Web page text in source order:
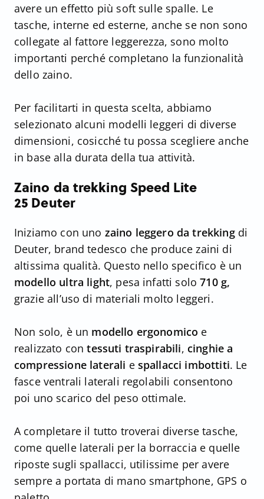
avere un effetto più soft sulle spalle. Le
tasche, interne ed esterne, anche se non sono
collegate al fattore leggerezza, sono molto
importanti perché completano la funzionalità
dello zaino.
Per facilitarti in questa scelta, abbiamo
selezionato alcuni modelli leggeri di diverse
dimensioni, cosicché tu possa scegliere anche
in base alla durata della tua attività.
Zaino da trekking Speed Lite
25 Deuter
Iniziamo con uno zaino leggero da trekkingdi
Deuter, brand tedesco che produce zaini di
altissima qualità. Questo nello specifico è un
modello ultra light, pesa infatti solo710 g,
grazie all’uso di materiali molto leggeri.
Non solo, è un modello ergonomico e
realizzato contessuti traspirabili, cinghie a
compressione laterali e spallacci imbottiti. Le
fasce ventrali laterali regolabili consentono
poi uno scarico del peso ottimale.
A completare il tutto troverai diverse tasche,
come quelle laterali per la borraccia e quelle
riposte sugli spallacci, utilissime per avere
sempre a portata di mano smartphone, GPS o